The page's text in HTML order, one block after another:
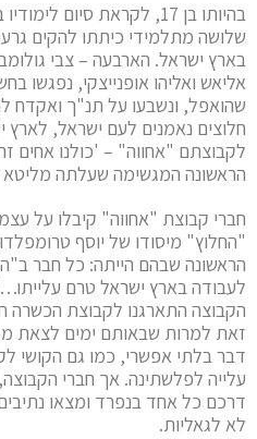
בהיותו בן 17, לקראת סיום
שלושה מתלמידי כיתתו להקים
בארץ ישראל. הארבעה – צבי
אליאש ואליהו אופנייצקי, נפגשו
שהואפל, ונשבעו על תנ"ך ואקדח
חלוצים נאמנים לעם ישראל,
לקבוצתם "אחווה" – 'כולנו אחים
הראשונה המגשימה שעלתה מליטא
חברי קבוצת "אחווה" קיבלו על
"החלוץ" מיסודו של יוסף
הראשונה שבהם הייתה: כל חבר
לעבודה בארץ ישראל טרם
הקבוצה התארגנו לקבוצת הכשרה
זאת למרות שבאותם ימים לצאת
דבר בלתי אפשרי, כמו גם הקושי
עלייה לפלשתינה. אך חברי
דרכם כל אחד בנפרד ומצאו
לא לגאליות.